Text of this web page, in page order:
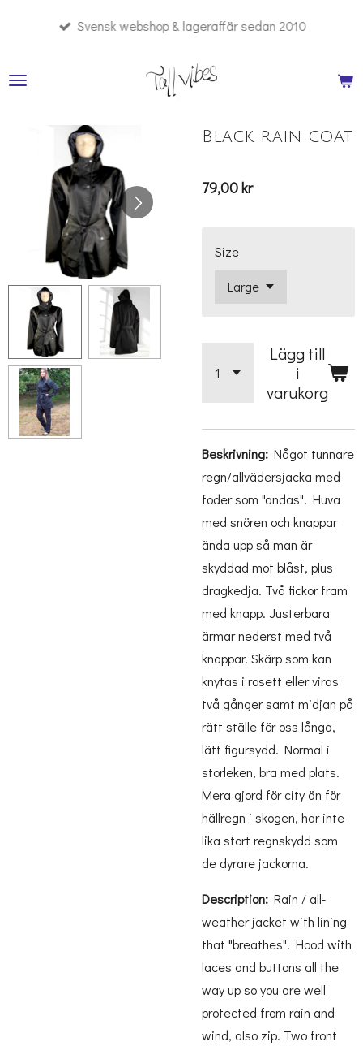
Svensk webshop & lageraffär sedan 2010
Black rain coat
79,00 kr
Size
Lägg till
i
varukorg
Beskrivning: Något tunnare
regn/allvädersjacka med
foder som "andas". Huva
med snören och knappar
ända upp så man är
skyddad mot blåst, plus
dragkedja. Två fickor fram
med knapp. Justerbara
ärmar nederst med två
knappar. Skärp som kan
knytas i rosett eller viras
två gånger samt midjan på
rätt ställe för oss långa,
lätt figursydd. Normal i
storleken, bra med plats.
Mera gjord för city än för
hällregn i skogen, har inte
lika stort regnskydd som
de dyrare jackorna.
Description: Rain / all-
weather jacket with lining
that "breathes". Hood with
laces and buttons all the
way up so you are well
protected from rain and
wind, also zip. Two front